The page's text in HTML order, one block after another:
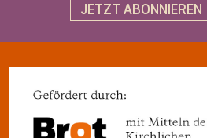
JETZT ABONNIEREN